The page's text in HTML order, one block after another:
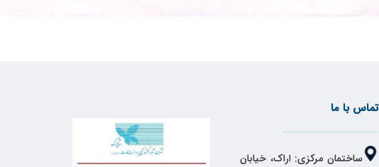
تماس با ما
ساختمان مرکزی: اراک، خیابان